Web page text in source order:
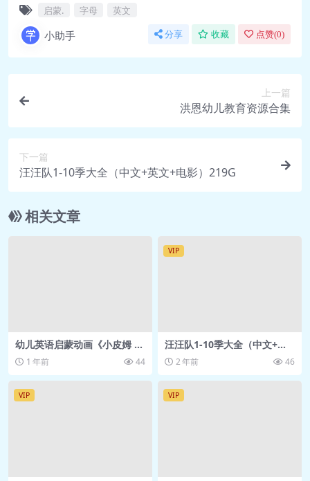
启蒙. 字母 英文
小助手 分享 收藏 点赞(0)
上一篇
洪恩幼儿教育资源合集
下一篇
汪汪队1-10季大全（中文+英文+电影）219G
相关文章
幼儿英语启蒙动画《小皮姆 Li
ttle Pim (视频+音频+PDF) 》
1 年前 44
VIP
汪汪队1-10季大全（中文+英
文+电影）219G
2 年前 46
VIP VIP